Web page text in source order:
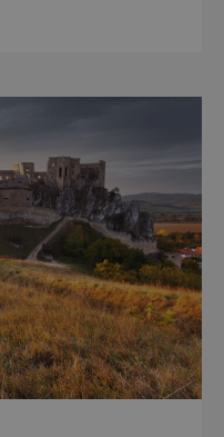
památka je
o namáhavé